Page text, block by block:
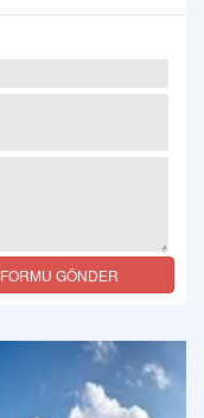
FORMU GÖNDER